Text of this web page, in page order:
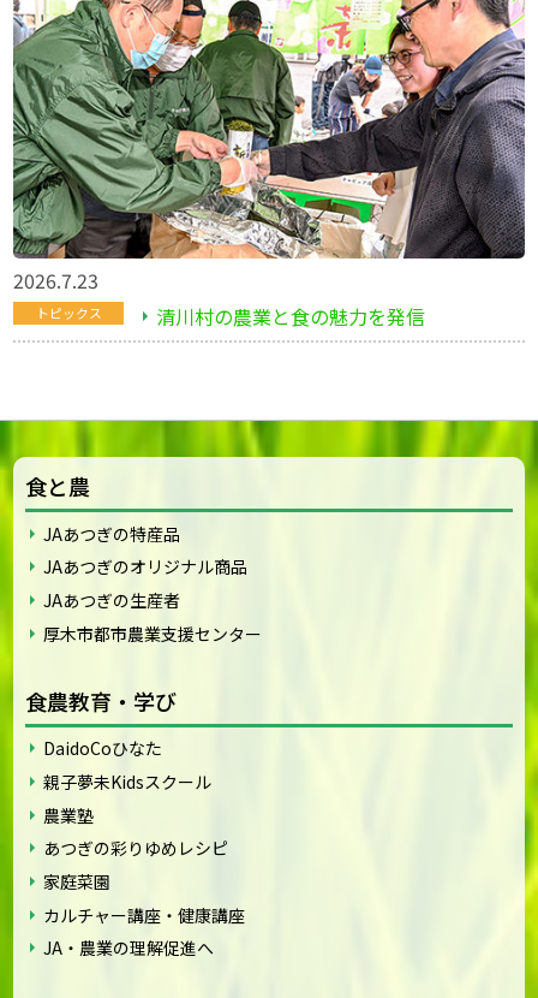
2026.7.23
トピックス 清川村の農業と食の魅力を発信
食と農
JAあつぎの特産品
JAあつぎのオリジナル商品
JAあつぎの生産者
厚木市都市農業支援センター
食農教育・学び
DaidoCoひなた
親子夢未Kidsスクール
農業塾
あつぎの彩りゆめレシピ
家庭菜園
カルチャー講座・健康講座
JA・農業の理解促進へ